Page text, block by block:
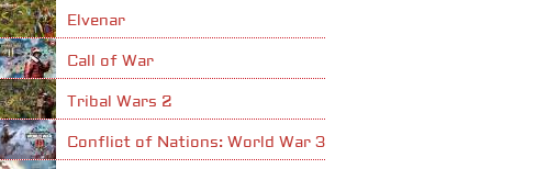
Elvenar
Call of War
Tribal Wars 2
Conflict of Nations: World War 3